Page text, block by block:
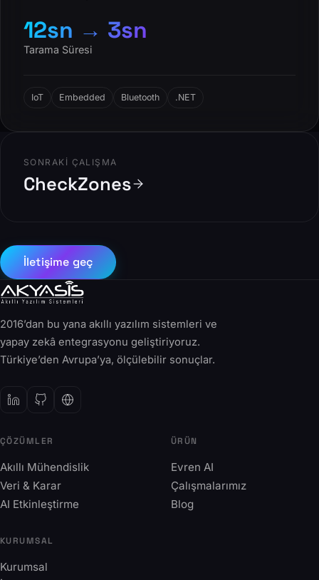
12sn → 3sn
Tarama Süresi
IoT Embedded Bluetooth .NET
SONRAKI ÇALIŞMA
CheckZones
İletişime geç
2016’dan bu yana akıllı yazılım sistemleri ve
yapay zekâ entegrasyonu geliştiriyoruz.
Türkiye’den Avrupa’ya, ölçülebilir sonuçlar.
ÇÖZÜMLER
Akıllı Mühendislik
Veri & Karar
AI Etkinleştirme
ÜRÜN
Evren AI
Çalışmalarımız
Blog
KURUMSAL
Kurumsal